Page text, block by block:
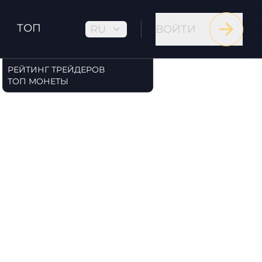
ТОП
РЕЙТИНГ ТРЕЙДЕРОВ
ТОП МОНЕТЫ
RU ВОЙТИ